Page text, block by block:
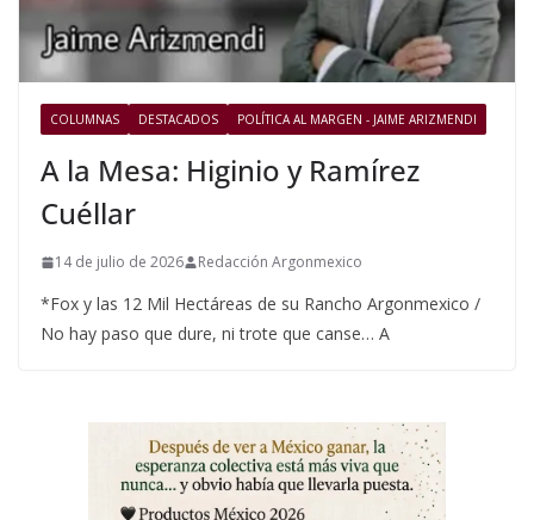
COLUMNAS DESTACADOS POLÍTICA AL MARGEN - JAIME ARIZMENDI
A la Mesa: Higinio y Ramírez
Cuéllar
14 de julio de 2026 Redacción Argonmexico
*Fox y las 12 Mil Hectáreas de su Rancho Argonmexico /
No hay paso que dure, ni trote que canse… A